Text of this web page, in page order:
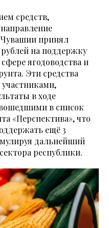
средств,
Чувашии принял
на поддержку
ягодоводства и
Эти средства
в ходе
в список
«Перспектива», что
ещё 3
дальнейший
республики.